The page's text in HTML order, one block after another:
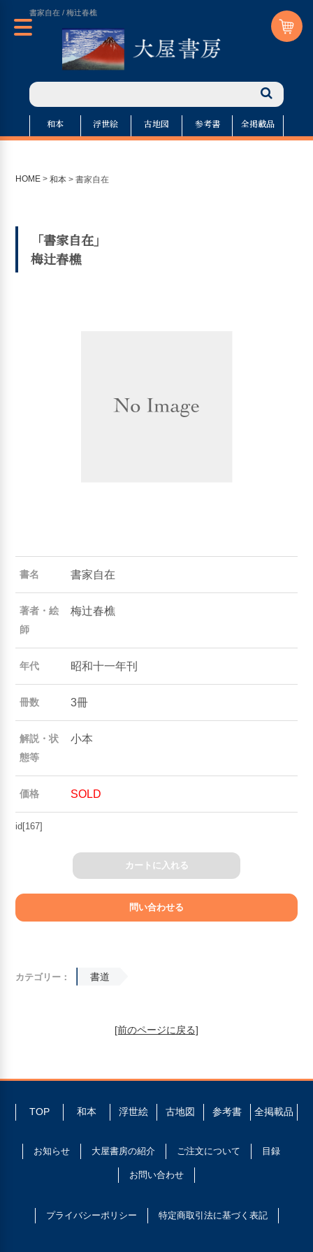
書家自在 / 梅辻春樵
和本 浮世絵 古地図 参考書 全掲載品
HOME >和本 >書家自在
「書家自在」
梅辻春樵
書名 書家自在
著者・絵
師
梅辻春樵
年代 昭和十一年刊
冊数 3冊
解説・状
態等
小本
価格 SOLD
id[167]
カートに入れる
カテゴリー： 書道
[前のページに戻る]
TOP 和本 浮世絵 古地図 参考書 全掲載品
お知らせ 大屋書房の紹介 ご注文について 目録
お問い合わせ
プライバシーポリシー 特定商取引法に基づく表記